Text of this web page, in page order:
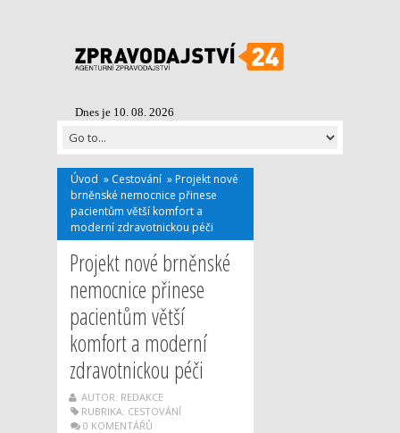
Dnes je 10. 08. 2026
Úvod » Cestování » Projekt nové
brněnské nemocnice přinese
pacientům větší komfort a
moderní zdravotnickou péči
Projekt nové brněnské
nemocnice přinese
pacientům větší
komfort a moderní
zdravotnickou péči
AUTOR: REDAKCE
RUBRIKA: CESTOVÁNÍ
0 KOMENTÁŘŮ